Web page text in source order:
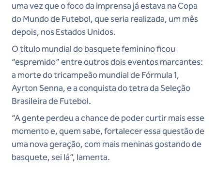
uma vez que o foco da imprensa já estava na Copa
do Mundo de Futebol, que seria realizada, um mês
depois, nos Estados Unidos.
O título mundial do basquete feminino ficou
“espremido” entre outros dois eventos marcantes:
a morte do tricampeão mundial de Fórmula 1,
Ayrton Senna, e a conquista do tetra da Seleção
Brasileira de Futebol.
“A gente perdeu a chance de poder curtir mais esse
momento e, quem sabe, fortalecer essa questão de
uma nova geração, com mais meninas gostando de
basquete, sei lá”, lamenta.